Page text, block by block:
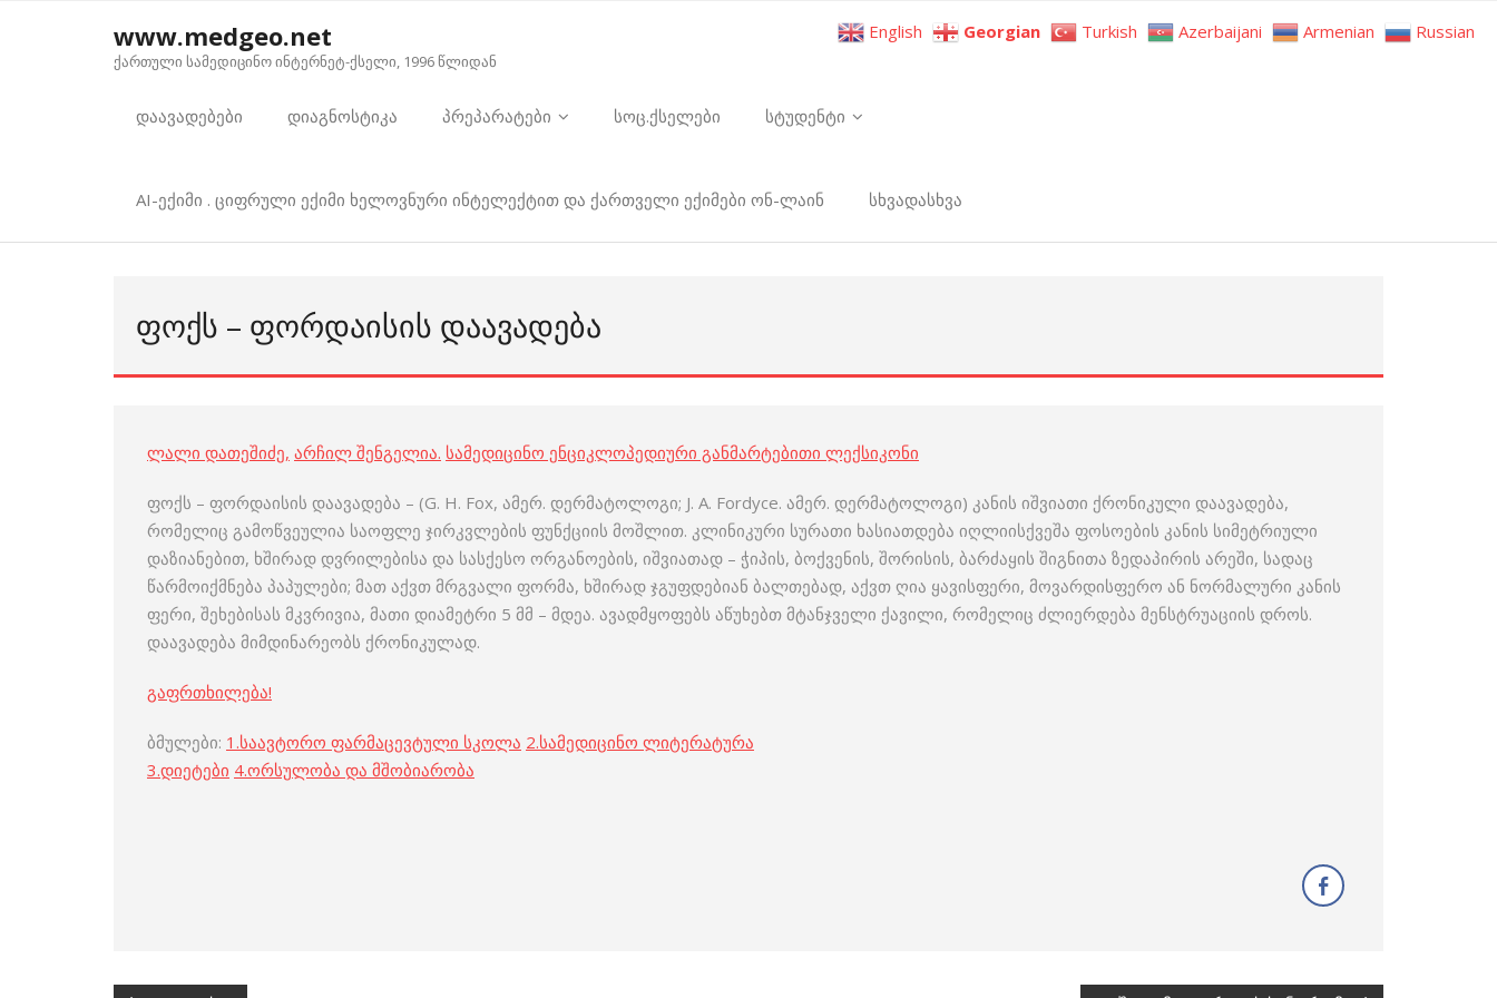
www.medgeo.net
ქართული სამედიცინო ინტერნეტ-ქსელი, 1996 წლიდან
დაავადებები დიაგნოსტიკა პრეპარატები სოც.ქსელები სტუდენტი
AI-ექიმი . ციფრული ექიმი ხელოვნური ინტელექტით და ქართველი ექიმები ონ-ლაინ სხვადასხვა
ᲤᲝᲥᲡ – ᲤᲝᲠᲓᲐᲘᲡᲘᲡ ᲓᲐᲐᲕᲐᲓᲔᲑᲐ
ლალი დათეშიძე, არჩილ შენგელია. სამედიცინო ენციკლოპედიური განმარტებითი ლექსიკონი
ფოქს – ფორდაისის დაავადება – (G. H. Fox, ამერ. დერმატოლოგი; J. A. Fordyce. ამერ. დერმატოლოგი) კანის იშვიათი ქრონიკული დაავადება,
რომელიც გამოწვეულია საოფლე ჯირკვლების ფუნქციის მოშლით. კლინიკური სურათი ხასიათდება იღლიისქვეშა ფოსოების კანის სიმეტრიული
დაზიანებით, ხშირად დვრილებისა და სასქესო ორგანოების, იშვიათად – ჭიპის, ბოქვენის, შორისის, ბარძაყის შიგნითა ზედაპირის არეში, სადაც
წარმოიქმნება პაპულები; მათ აქვთ მრგვალი ფორმა, ხშირად ჯგუფდებიან ბალთებად, აქვთ ღია ყავისფერი, მოვარდისფერო ან ნორმალური კანის
ფერი, შეხებისას მკვრივია, მათი დიამეტრი 5 მმ – მდეა. ავადმყოფებს აწუხებთ მტანჯველი ქავილი, რომელიც ძლიერდება მენსტრუაციის დროს.
დაავადება მიმდინარეობს ქრონიკულად.
გაფრთხილება!
ბმულები: 1.საავტორო ფარმაცევტული სკოლა 2.სამედიცინო ლიტერატურა
3.დიეტები 4.ორსულობა და მშობიარობა
English Georgian Turkish Azerbaijani Armenian Russian